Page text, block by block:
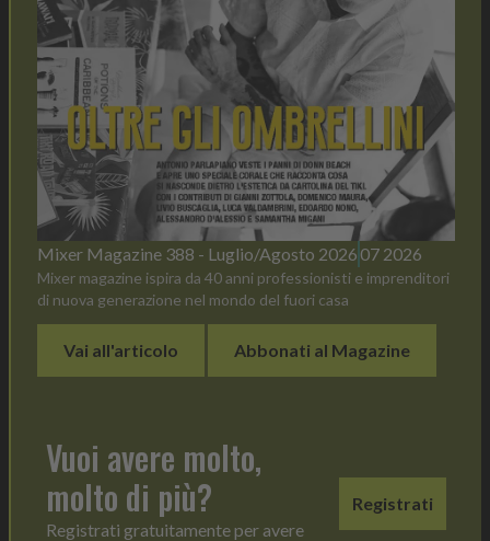
Mixer Magazine 388 - Luglio/Agosto 2026 07 2026
Mixer magazine ispira da 40 anni professionisti e imprenditori
di nuova generazione nel mondo del fuori casa
Vai all'articolo Abbonati al Magazine
Vuoi avere molto,
molto di più?
Registrati gratuitamente per avere
Registrati